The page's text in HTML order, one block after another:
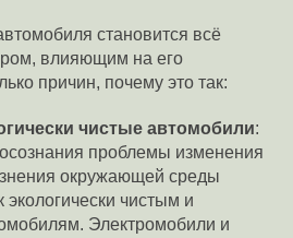
становится всё
влияющим на его
причин, почему это так:
чистые автомобили:
проблемы изменения
окружающей среды
экологически чистым и
Электромобили и